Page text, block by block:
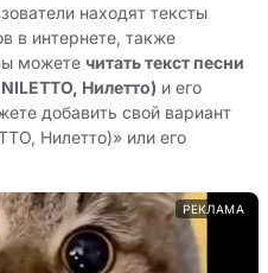
находят тексты
в интернете, также
можете читать текст песни
Нилетто) и его
добавить свой вариант
Нилетто)» или его
РЕКЛАМА